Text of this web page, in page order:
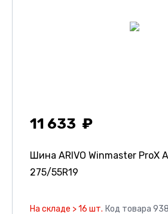
11 633
Шина ARIVO Winmaster ProX
275/55R19
На складе > 16 шт. Код товара